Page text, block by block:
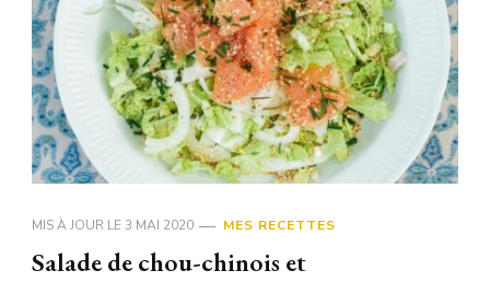
MIS À JOUR LE 3 MAI 2020 MES RECETTES
Salade de chou-chinois et